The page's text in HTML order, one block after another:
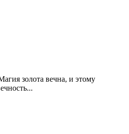
золота вечна, и этому